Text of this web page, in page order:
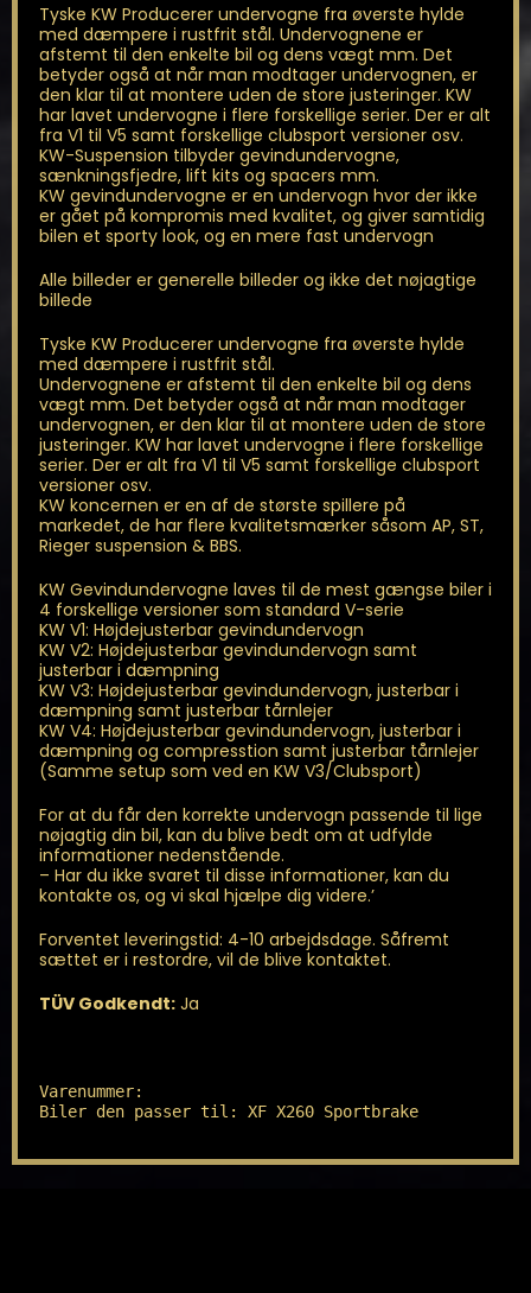
Tyske KW Producerer undervogne fra øverste hylde
med dæmpere i rustfrit stål. Undervognene er
afstemt til den enkelte bil og dens vægt mm. Det
betyder også at når man modtager undervognen, er
den klar til at montere uden de store justeringer. KW
har lavet undervogne i flere forskellige serier. Der er alt
fra V1 til V5 samt forskellige clubsport versioner osv.
KW-Suspension tilbyder gevindundervogne,
sænkningsfjedre, lift kits og spacers mm.
KW gevindundervogne er en undervogn hvor der ikke
er gået på kompromis med kvalitet, og giver samtidig
bilen et sporty look, og en mere fast undervogn
Alle billeder er generelle billeder og ikke det nøjagtige
billede
Tyske KW Producerer undervogne fra øverste hylde
med dæmpere i rustfrit stål.
Undervognene er afstemt til den enkelte bil og dens
vægt mm. Det betyder også at når man modtager
undervognen, er den klar til at montere uden de store
justeringer. KW har lavet undervogne i flere forskellige
serier. Der er alt fra V1 til V5 samt forskellige clubsport
versioner osv.
KW koncernen er en af de største spillere på
markedet, de har flere kvalitetsmærker såsom AP, ST,
Rieger suspension & BBS.
KW Gevindundervogne laves til de mest gængse biler i
4 forskellige versioner som standard V-serie
KW V1: Højdejusterbar gevindundervogn
KW V2: Højdejusterbar gevindundervogn samt
justerbar i dæmpning
KW V3: Højdejusterbar gevindundervogn, justerbar i
dæmpning samt justerbar tårnlejer
KW V4: Højdejusterbar gevindundervogn, justerbar i
dæmpning og compresstion samt justerbar tårnlejer
(Samme setup som ved en KW V3/Clubsport)
For at du får den korrekte undervogn passende til lige
nøjagtig din bil, kan du blive bedt om at udfylde
informationer nedenstående.
– Har du ikke svaret til disse informationer, kan du
kontakte os, og vi skal hjælpe dig videre.’
Forventet leveringstid: 4-10 arbejdsdage. Såfremt
sættet er i restordre, vil de blive kontaktet.
TÜV Godkendt:Ja
Varenummer:
Biler den passer til: XF X260 Sportbrake